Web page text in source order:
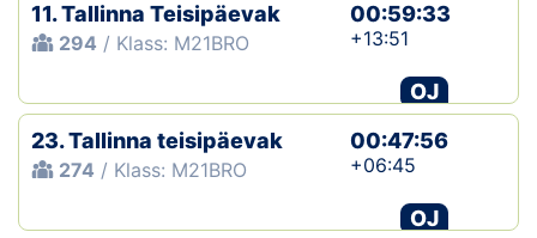
Galerii
Kalender
11. Tallinna Teisipäevak
294 / Klass: M21BRO
00:59:33
+13:51
OJ
23. Tallinna teisipäevak
274 / Klass: M21BRO
00:47:56
+06:45
OJ